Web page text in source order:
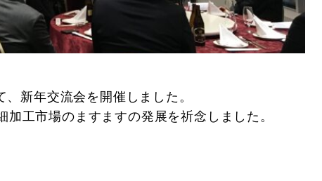
新年交流会を開催しました。
工市場のますますの発展を祈念しました。